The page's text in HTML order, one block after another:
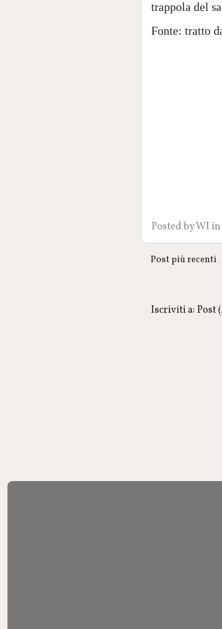
trappola del
Fonte: tratto
Posted byWI
Post più recenti
Iscriviti a: Post